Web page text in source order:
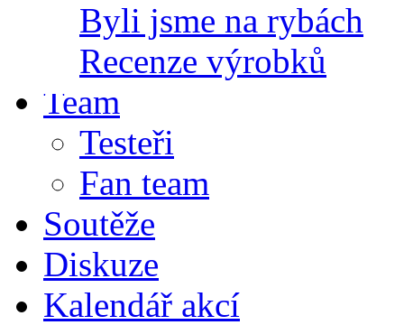
Byli jsme na rybách
Recenze výrobků
Team
Testeři
Fan team
Soutěže
Diskuze
Kalendář akcí